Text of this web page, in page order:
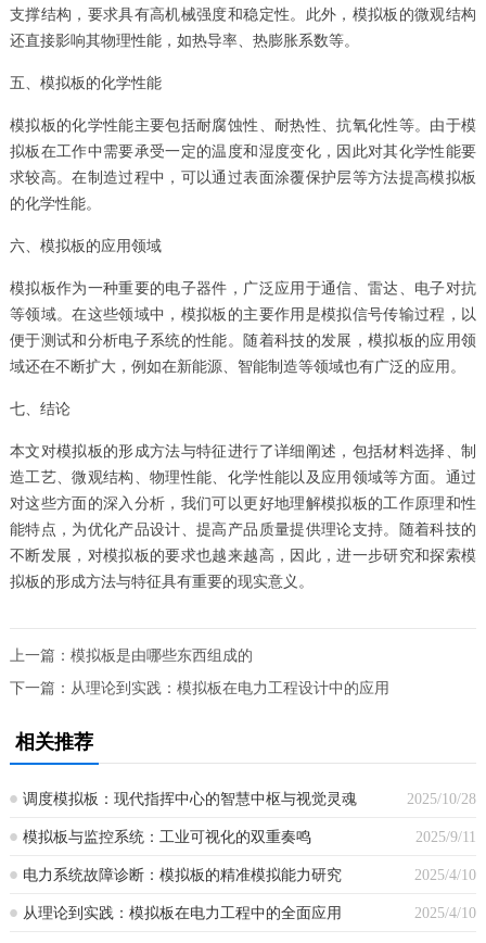
支撑结构，要求具有高机械强度和稳定性。此外，模拟板的微观结构
还直接影响其物理性能，如热导率、热膨胀系数等。
五、模拟板的化学性能
模拟板的化学性能主要包括耐腐蚀性、耐热性、抗氧化性等。由于模
拟板在工作中需要承受一定的温度和湿度变化，因此对其化学性能要
求较高。在制造过程中，可以通过表面涂覆保护层等方法提高模拟板
的化学性能。
六、模拟板的应用领域
模拟板作为一种重要的电子器件，广泛应用于通信、雷达、电子对抗
等领域。在这些领域中，模拟板的主要作用是模拟信号传输过程，以
便于测试和分析电子系统的性能。随着科技的发展，模拟板的应用领
域还在不断扩大，例如在新能源、智能制造等领域也有广泛的应用。
七、结论
本文对模拟板的形成方法与特征进行了详细阐述，包括材料选择、制
造工艺、微观结构、物理性能、化学性能以及应用领域等方面。通过
对这些方面的深入分析，我们可以更好地理解模拟板的工作原理和性
能特点，为优化产品设计、提高产品质量提供理论支持。随着科技的
不断发展，对模拟板的要求也越来越高，因此，进一步研究和探索模
拟板的形成方法与特征具有重要的现实意义。
上一篇： 模拟板是由哪些东西组成的
下一篇： 从理论到实践：模拟板在电力工程设计中的应用
相关推荐
2025/10/28
调度模拟板：现代指挥中心的智慧中枢与视觉灵魂
2025/9/11
模拟板与监控系统：工业可视化的双重奏鸣
2025/4/10
电力系统故障诊断：模拟板的精准模拟能力研究
2025/4/10
从理论到实践：模拟板在电力工程中的全面应用